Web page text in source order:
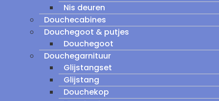
Nis deuren
Douchecabines
Douchegoot & putjes
Douchegoot
Douchegarnituur
Glijstangset
Glijstang
Douchekop